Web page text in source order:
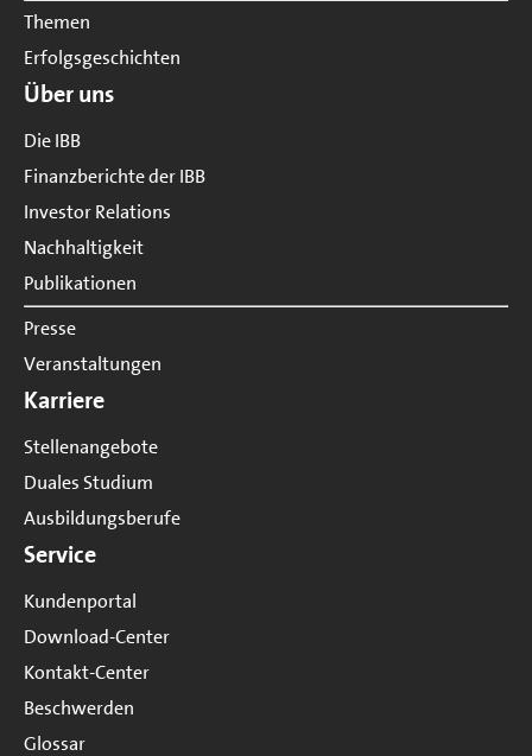
Themen
Erfolgsgeschichten
Über uns
Die IBB
Finanzberichte der IBB
Investor Relations
Nachhaltigkeit
Publikationen
Presse
Veranstaltungen
Karriere
Stellenangebote
Duales Studium
Ausbildungsberufe
Service
Kundenportal
Download-Center
Kontakt-Center
Beschwerden
Glossar